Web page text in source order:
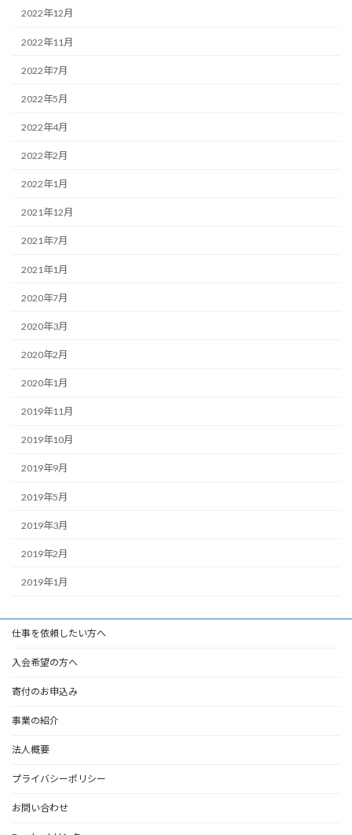
2022年12月
2022年11月
2022年7月
2022年5月
2022年4月
2022年2月
2022年1月
2021年12月
2021年7月
2021年1月
2020年7月
2020年3月
2020年2月
2020年1月
2019年11月
2019年10月
2019年9月
2019年5月
2019年3月
2019年2月
2019年1月
仕事を依頼したい方へ
入会希望の方へ
寄付のお申込み
事業の紹介
法人概要
プライバシーポリシー
お問い合わせ